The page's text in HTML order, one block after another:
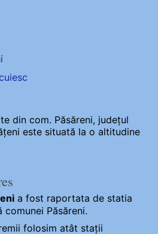
din com. Păsăreni, județul
este situată la o altitudine
a fost raportata de statia
Păsăreni.
folosim atât stații